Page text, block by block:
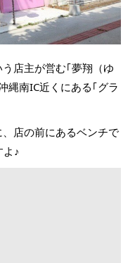
店主が営む｢夢翔（ゆ
縄南IC近くにある｢グラ
店の前にあるベンチで
♪